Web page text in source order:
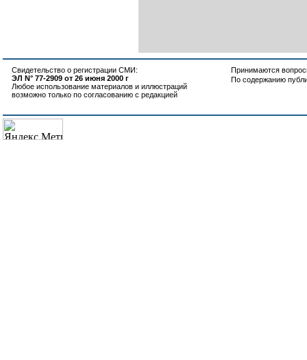
Свидетельство о регистрации СМИ:
ЭЛ N° 77-2909 от 26 июня 2000 г
Любое использование материалов и иллюстраций
возможно только по согласованию с редакцией
Принимаются
По содержанию